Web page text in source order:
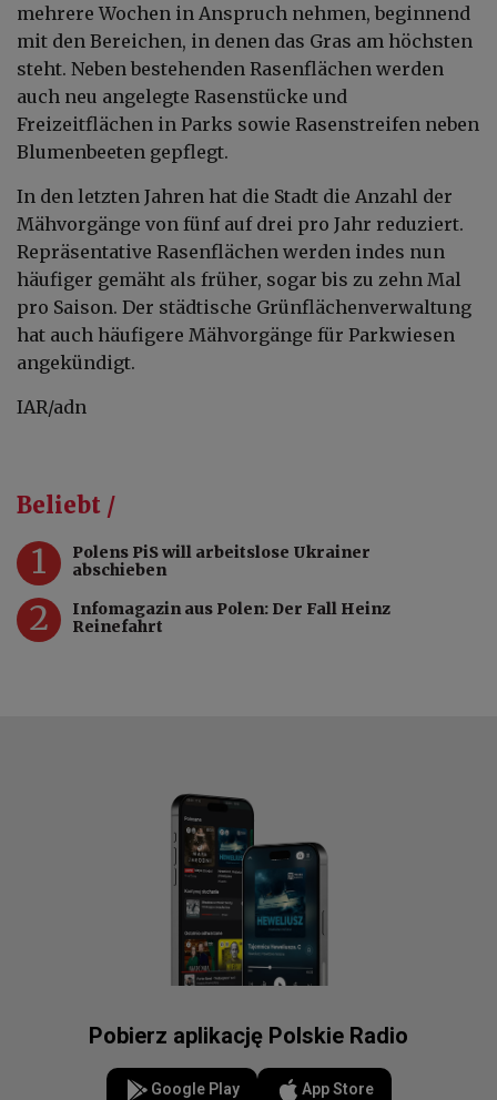
mehrere Wochen in Anspruch nehmen, beginnend
mit den Bereichen, in denen das Gras am höchsten
steht. Neben bestehenden Rasenflächen werden
auch neu angelegte Rasenstücke und
Freizeitflächen in Parks sowie Rasenstreifen neben
Blumenbeeten gepflegt.
In den letzten Jahren hat die Stadt die Anzahl der
Mähvorgänge von fünf auf drei pro Jahr reduziert.
Repräsentative Rasenflächen werden indes nun
häufiger gemäht als früher, sogar bis zu zehn Mal
pro Saison. Der städtische Grünflächenverwaltung
hat auch häufigere Mähvorgänge für Parkwiesen
angekündigt.
IAR/adn
Beliebt /
1
Polens PiS will arbeitslose Ukrainer
abschieben
2
Infomagazin aus Polen: Der Fall Heinz
Reinefahrt
Pobierz aplikację Polskie Radio
Google Play App Store